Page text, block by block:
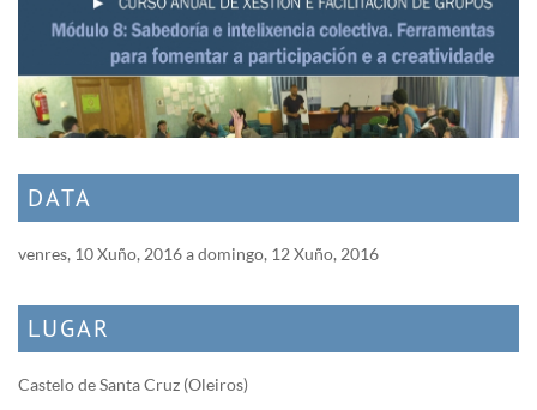
DATA
venres, 10 Xuño, 2016adomingo, 12 Xuño, 2016
LUGAR
Castelo de Santa Cruz (Oleiros)